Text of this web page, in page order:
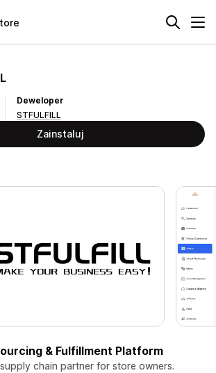
Deweloper
STFULFILL
Zainstaluj
& Fulfillment Platform
chain partner for store owners.